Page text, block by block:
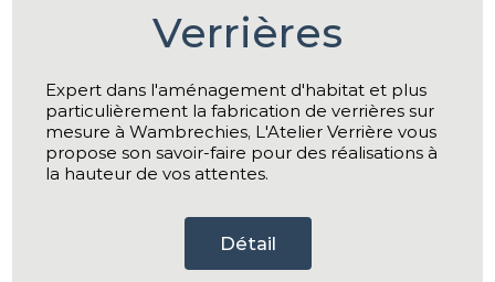
Verrières
Expert dans l'aménagement d'habitat et plus
particulièrement la fabrication de verrières sur
mesure à Wambrechies, L'Atelier Verrière vous
propose son savoir-faire pour des réalisations à
la hauteur de vos attentes.
Détail